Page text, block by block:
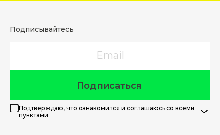
Подписывайтесь
Подписаться
Подтверждаю, что ознакомился и соглашаюсь со всеми
пунктами